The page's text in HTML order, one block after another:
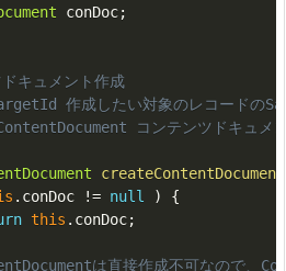
conDoc;
キュメント作成
作成したい対象のレコードの
コンテンツドキュメ
createContentDocument
. conDoc != null )
{
this . conDoc;
は直接作成不可なので、